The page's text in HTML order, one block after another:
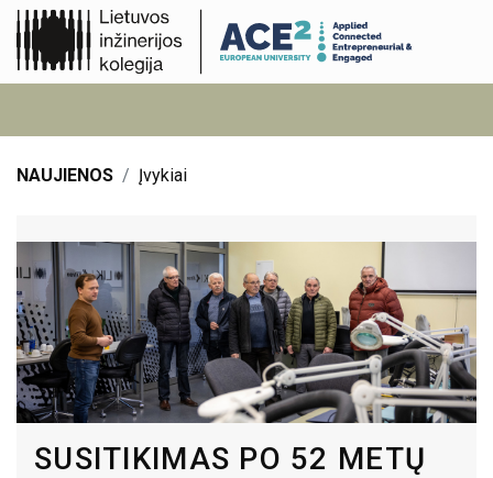
NAUJIENOS Įvykiai
SUSITIKIMAS PO 52 METŲ